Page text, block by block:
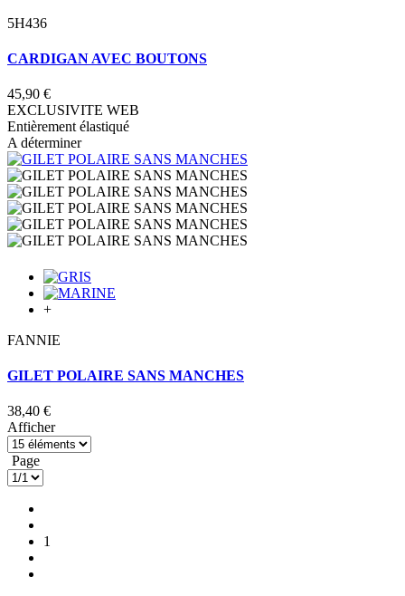
5H436
CARDIGAN AVEC BOUTONS
45,90 €
EXCLUSIVITE WEB
Entièrement élastiqué
A déterminer
+
FANNIE
GILET POLAIRE SANS MANCHES
38,40 €
Afficher
Page
1